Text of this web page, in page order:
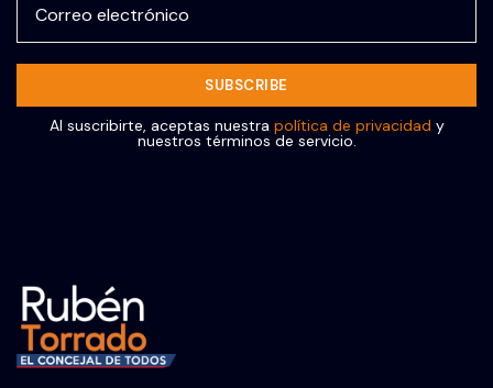
Al suscribirte, aceptas nuestra política de privacidad y
nuestros términos de servicio.